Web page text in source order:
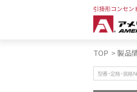
引掛形コンセン
TOP >製品